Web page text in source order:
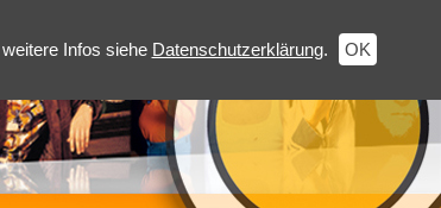
Infos siehe Datenschutzerklärung. OK